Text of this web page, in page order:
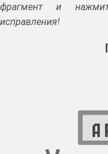
фрагмент и
исправления!